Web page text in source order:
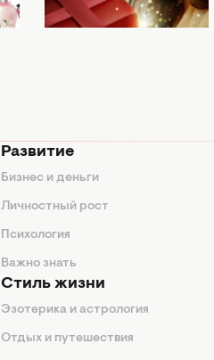
елку: варианты
Развитие
Бизнес и деньги
Личностный рост
Психология
Важно знать
Стиль жизни
Эзотерика и астрология
Отдых и путешествия